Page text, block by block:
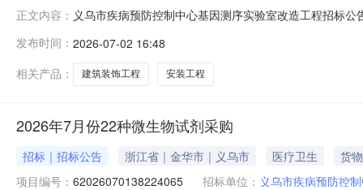
正文内容： 义乌市疾病预防控制中心基因测序实验室改造工程招标
27.3565万元。3.招标范围：义乌市疾病预防控制中心基
单及图纸等。4.工程质量及工期要求
发布时间： 2026-07-02 16:48
相关产品：
建筑装饰工程 安装工程
2026年7月份22种微生物试剂采购
招标｜招标公告 浙江省｜金华市｜义乌市 医疗卫生
货物
项目编号： 62026070138224065 招标单位： 义乌市疾病预防控